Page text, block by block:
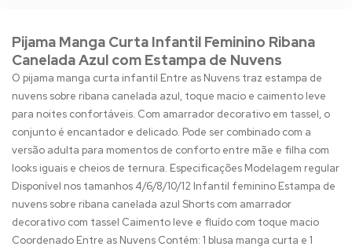
Pijama Manga Curta Infantil Feminino Ribana
Canelada Azul com Estampa de Nuvens
O pijama manga curta infantil Entre as Nuvens traz estampa de
nuvens sobre ribana canelada azul, toque macio e caimento leve
para noites confortáveis. Com amarrador decorativo em tassel, o
conjunto é encantador e delicado. Pode ser combinado com a
versão adulta para momentos de conforto entre mãe e filha com
looks iguais e cheios de ternura. Especificações Modelagem regular
Disponível nos tamanhos 4/6/8/10/12 Infantil feminino Estampa de
nuvens sobre ribana canelada azul Shorts com amarrador
decorativo com tassel Caimento leve e fluído com toque macio
Coordenado Entre as Nuvens Contém: 1 blusa manga curta e 1